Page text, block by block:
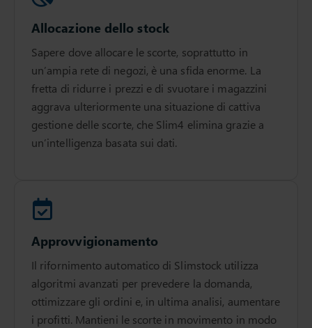
Allocazione dello stock
Sapere dove allocare le scorte, soprattutto in
un’ampia rete di negozi, è una sfida enorme. La
fretta di ridurre i prezzi e di svuotare i magazzini
aggrava ulteriormente una situazione di cattiva
gestione delle scorte, che Slim4 elimina grazie a
un’intelligenza basata sui dati.
Approvvigionamento
Il rifornimento automatico di Slimstock utilizza
algoritmi avanzati per prevedere la domanda,
ottimizzare gli ordini e, in ultima analisi, aumentare
i profitti. Mantieni le scorte in movimento in modo